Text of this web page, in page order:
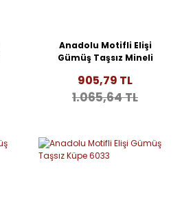
Anadolu Motifli Elişi
Gümüş Taşsız Mineli
905,79 TL
1.065,64 TL